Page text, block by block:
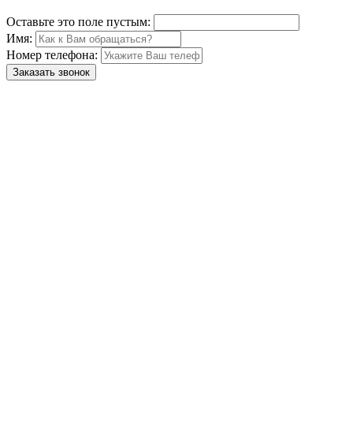
Оставьте это поле пустым:
Имя:
Номер телефона:
Заказать звонок